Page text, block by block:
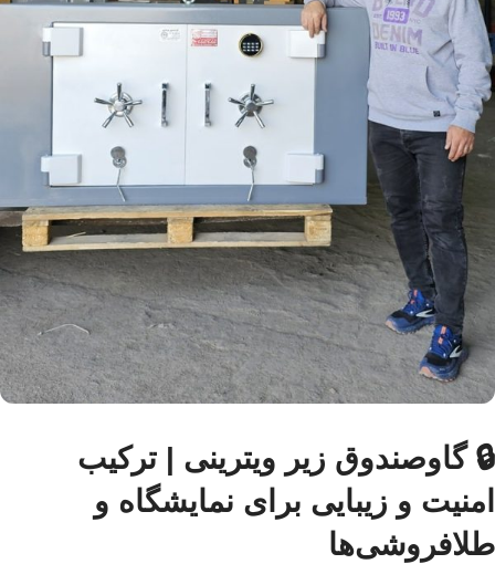
🔒 گاوصندوق زیر ویترینی | ترکیب
امنیت و زیبایی برای نمایشگاه و
طلافروشی‌ها